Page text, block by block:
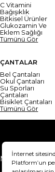
C Vitamini
Bağışıklık
Bitkisel Ürünler
Glukozamin Ve
Eklem Sağlığı
Tümünü Gör
ÇANTALAR
Bel Çantaları
Okul Çantaları
Su Sporları
Çantaları
Bisiklet Çantaları
Tümünü Gör
Mesafeli Satış